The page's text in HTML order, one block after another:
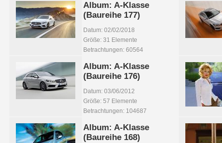
Album: A-Klasse
(Baureihe 177)
Datum: 02/02/2018
Größe: 31 Elemente
Betrachtungen: 60564
Album: A-Klasse
(Baureihe 176)
Datum: 03/06/2012
Größe: 57 Elemente
Betrachtungen: 104687
Album: A-Klasse
(Baureihe 168)